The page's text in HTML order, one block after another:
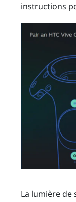
instructions
La lumière